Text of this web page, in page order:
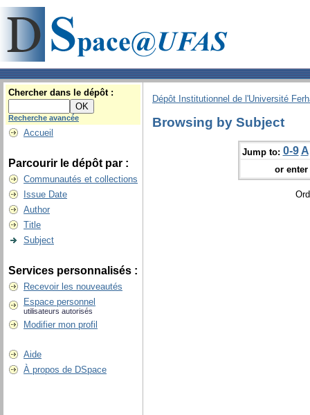
Chercher dans le dépôt :
Recherche avancée
Accueil
Parcourir le dépôt par :
Communautés et collections
Issue Date
Author
Title
Subject
Services personnalisés :
Recevoir les nouveautés
Espace personnel
utilisateurs autorisés
Modifier mon profil
Aide
À propos de DSpace
Dépôt Institutionnel de l'Université
Browsing by Subject
Jump to: 0-9 A
or